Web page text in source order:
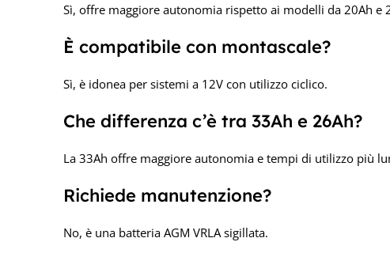
Sì, offre maggiore autonomia rispetto ai modelli da 20Ah e
È compatibile con montascale?
Sì, è idonea per sistemi a 12V con utilizzo ciclico.
Che differenza c’è tra 33Ah e 26Ah?
La 33Ah offre maggiore autonomia e tempi di utilizzo più
Richiede manutenzione?
No, è una batteria AGM VRLA sigillata.